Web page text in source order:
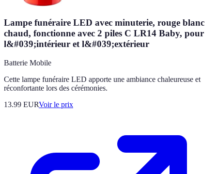
Lampe funéraire LED avec minuterie, rouge blanc
chaud, fonctionne avec 2 piles C LR14 Baby, pour
l&#039;intérieur et l&#039;extérieur
Batterie Mobile
Cette lampe funéraire LED apporte une ambiance chaleureuse et
réconfortante lors des cérémonies.
13.99 EURVoir le prix